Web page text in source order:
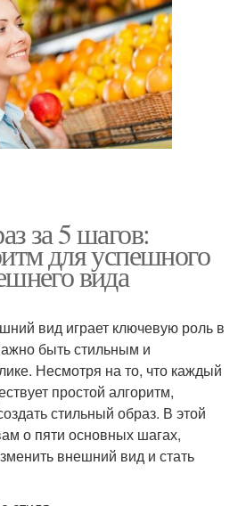
за 5 шагов:
для успешного
вида
вид играет ключевую роль в
быть стильным и
Несмотря на то, что каждый
простой алгоритм,
стильный образ. В этой
о пяти основных шагах,
внешний вид и стать